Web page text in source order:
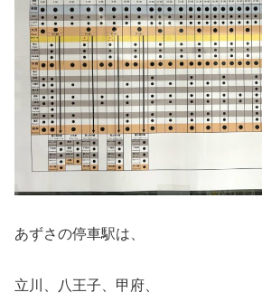
あずさの停車駅は、
立川、八王子、甲府、